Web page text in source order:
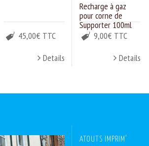
45,00€ TTC
Details
Recharge à gaz
pour corne de
Supporter 100ml
9,00€ TTC
Details
ATOUTS IMPRIM’